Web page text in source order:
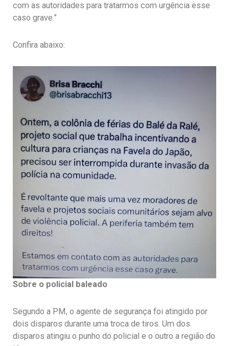
com as autoridades para tratarmos com urgência esse
caso grave.”
Confira abaixo:
Sobre o policial baleado
Segundo a PM, o agente de segurança foi atingido por
dois disparos durante uma troca de tiros. Um dos
disparos atingiu o punho do policial e o outro a região do